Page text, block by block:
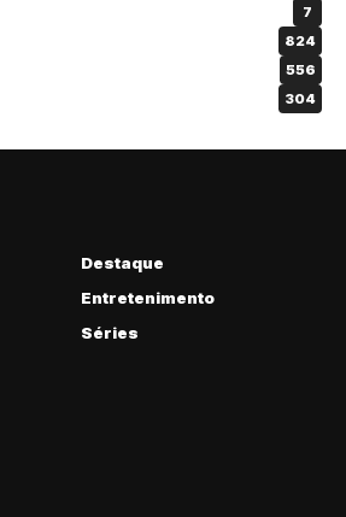
7
824
556
304
Destaque
Entretenimento
Séries